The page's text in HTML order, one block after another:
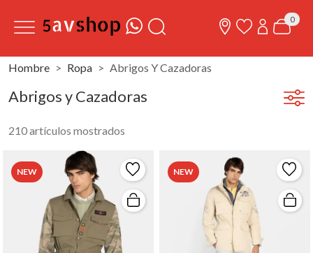
0
Hombre Ropa Abrigos Y Cazadoras
Abrigos y Cazadoras
210 artículos mostrados
NEW NEW